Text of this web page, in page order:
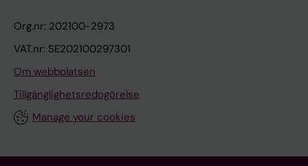
Org.nr: 202100-2973
VAT.nr: SE202100297301
Om webbplatsen
Tillgänglighetsredogörelse
Manage your cookies